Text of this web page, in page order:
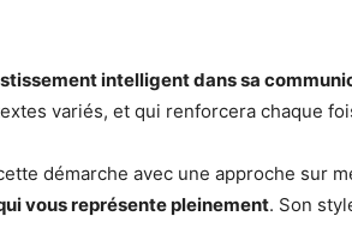
intelligent dans sa
variés, et qui renforcera chaque
démarche avec une approche sur
vous représente pleinement. Son